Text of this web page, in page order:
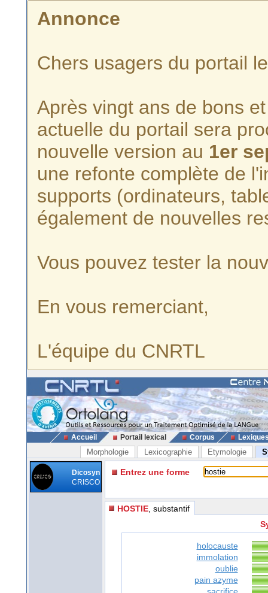
Annonce
Chers usagers du portail
Après vingt ans de bons
actuelle du portail sera
nouvelle version au 1er
une refonte complète de
supports (ordinateurs,
également de nouvelles
Vous pouvez tester la
En vous remerciant,
L'équipe du CNRTL
Accueil Portail lexical Corpus
Morphologie Lexicographie Etymologie
Dicosyn
CRISCO
Entrez une forme
HOSTIE , substantif
holocauste
immolation
oublie
pain azyme